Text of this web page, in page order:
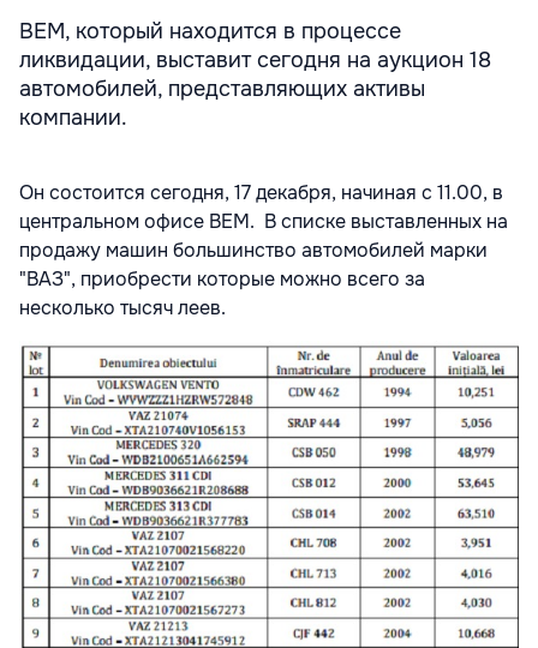
BEM, который находится в процессе
ликвидации, выставит сегодня на аукцион 18
автомобилей, представляющих активы
компании.
Он состоится сегодня, 17 декабря, начиная с 11.00, в
центральном офисе ВЕМ. В списке выставленных на
продажу машин большинство автомобилей марки
"ВАЗ", приобрести которые можно всего за
несколько тысяч леев.